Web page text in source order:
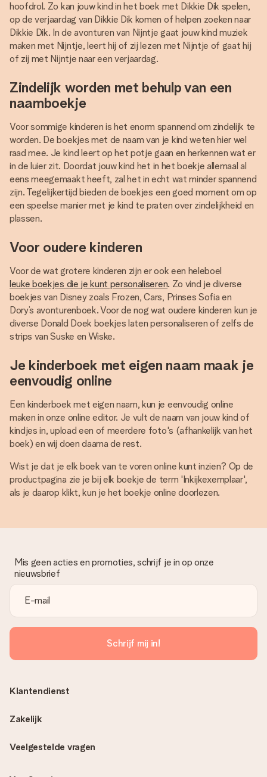
hoofdrol. Zo kan jouw kind in het boek met Dikkie Dik spelen,
op de verjaardag van Dikkie Dik komen of helpen zoeken naar
Dikkie Dik. In de avonturen van Nijntje gaat jouw kind muziek
maken met Nijntje, leert hij of zij lezen met Nijntje of gaat hij
of zij met Nijntje naar een verjaardag.
Zindelijk worden met behulp van een
naamboekje
Voor sommige kinderen is het enorm spannend om zindelijk te
worden. De boekjes met de naam van je kind weten hier wel
raad mee. Je kind leert op het potje gaan en herkennen wat er
in de luier zit. Doordat jouw kind het in het boekje allemaal al
eens meegemaakt heeft, zal het in echt wat minder spannend
zijn. Tegelijkertijd bieden de boekjes een goed moment om op
een speelse manier met je kind te praten over zindelijkheid en
plassen.
Voor oudere kinderen
Voor de wat grotere kinderen zijn er ook een heleboel
leuke boekjes die je kunt personaliseren. Zo vind je diverse
boekjes van Disney zoals Frozen, Cars, Prinses Sofia en
Dory’s avonturenboek. Voor de nog wat oudere kinderen kun je
diverse Donald Doek boekjes laten personaliseren of zelfs de
strips van Suske en Wiske.
Je kinderboek met eigen naam maak je
eenvoudig online
Een kinderboek met eigen naam, kun je eenvoudig online
maken in onze online editor. Je vult de naam van jouw kind of
kindjes in, upload een of meerdere foto's (afhankelijk van het
boek) en wij doen daarna de rest.
Wist je dat je elk boek van te voren online kunt inzien? Op de
productpagina zie je bij elk boekje de term 'Inkijkexemplaar',
als je daarop klikt, kun je het boekje online doorlezen.
Mis geen acties en promoties, schrijf je in op onze
nieuwsbrief
Schrijf mij in!
Veelgestelde vragen
Klantendienst
Zakelijk